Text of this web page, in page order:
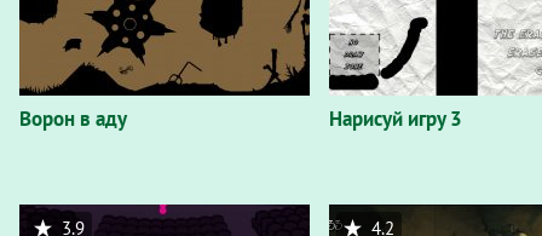
Ворон в аду Нарисуй игру 3
3.9 4.2